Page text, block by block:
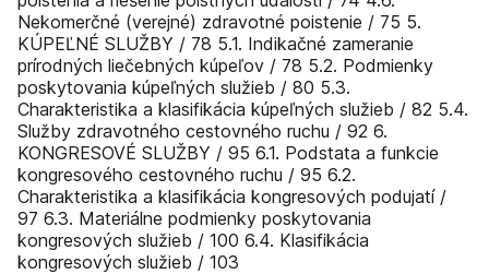
Nekomerčné (verejné) zdravotné poistenie / 75 5.
KÚPEĽNÉ SLUŽBY / 78 5.1. Indikačné zameranie
prírodných liečebných kúpeľov / 78 5.2. Podmienky
poskytovania kúpeľných služieb / 80 5.3.
Charakteristika a klasifikácia kúpeľných služieb / 82 5.4.
Služby zdravotného cestovného ruchu / 92 6.
KONGRESOVÉ SLUŽBY / 95 6.1. Podstata a funkcie
kongresového cestovného ruchu / 95 6.2.
Charakteristika a klasifikácia kongresových podujatí /
97 6.3. Materiálne podmienky poskytovania
kongresových služieb / 100 6.4. Klasifikácia
kongresových služieb / 103